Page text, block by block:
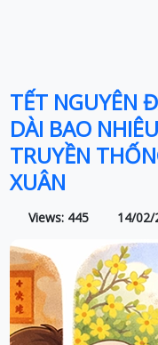
TẾT NGUYÊN
DÀI BAO
TRUYỀN
XUÂN
Views: 445 14/02/